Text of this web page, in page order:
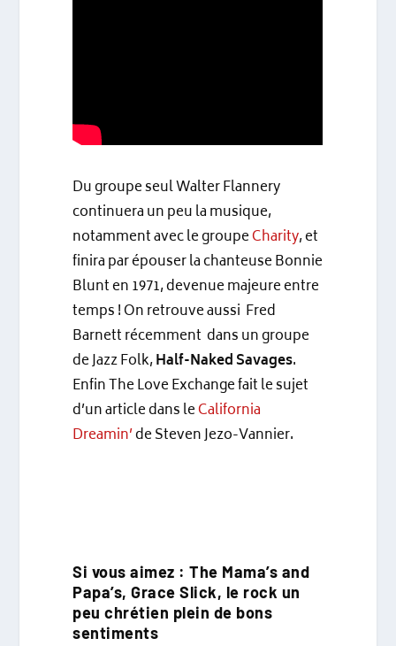
Du groupe seul Walter Flannery
continuera un peu la musique,
notamment avec le groupeCharity, et
finira par épouser la chanteuse Bonnie
Blunt en 1971, devenue majeure entre
temps ! On retrouve aussi Fred
Barnett récemment dans un groupe
de Jazz Folk,Half-Naked Savages.
Enfin The Love Exchange fait le sujet
d’un article dans leCalifornia
Dreamin’de Steven Jezo-Vannier.
Si vous aimez : The Mama’s and
Papa’s, Grace Slick, le rock un
peu chrétien plein de bons
sentiments